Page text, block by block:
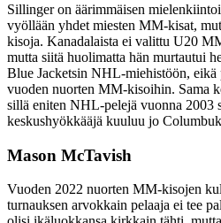
Sillinger on äärimmäisen
vyöllään yhdet miesten MM-kisat,
kisoja. Kanadalaista ei valittu U20
mutta siitä huolimatta hän murtautui
Blue Jacketsin NHL-miehistöön, eikä
vuoden nuorten MM-kisoihin. Sama
sillä eniten NHL-pelejä vuonna 2003
keskushyökkääjä kuuluu jo
Mason McTavish
Vuoden 2022 nuorten MM-kisojen
turnauksen arvokkain pelaaja ei tee